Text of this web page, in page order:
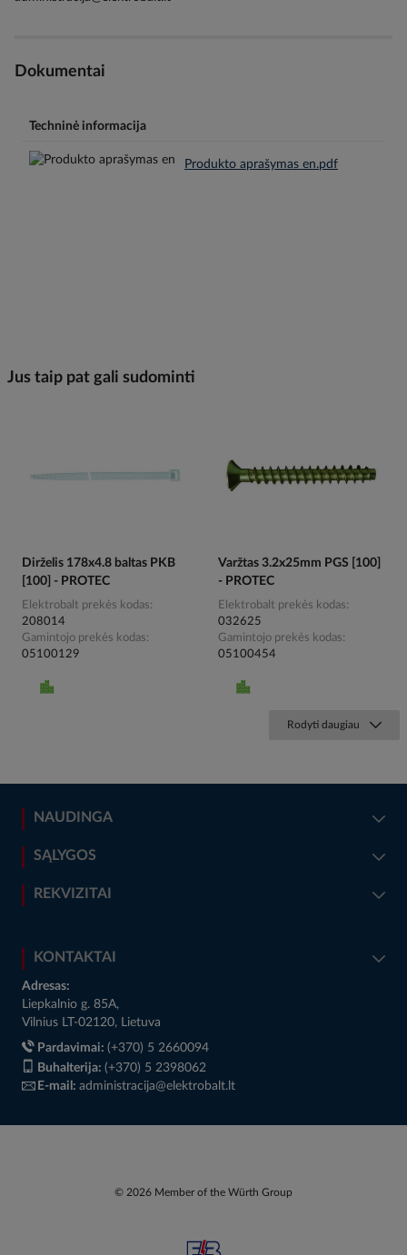
Dokumentai
Techninė informacija
Produkto aprašymas en.pdf
Jus taip pat gali sudominti
Dirželis 178x4.8 baltas PKB
[100] - PROTEC
Elektrobalt prekės kodas
208014
Gamintojo prekės kodas
05100129
Varžtas 3.2x25mm PGS [100]
- PROTEC
Elektrobalt prekės kodas
032625
Gamintojo prekės kodas
05100454
Rodyti daugiau
NAUDINGA
SĄLYGOS
REKVIZITAI
KONTAKTAI
Adresas:
Liepkalnio g. 85A,
Vilnius LT-02120, Lietuva
Pardavimai: (+370) 5 2660094
Buhalterija: (+370) 5 2398062
E-mail: administracija@elektrobalt.lt
© 2026 Member of the Würth Group